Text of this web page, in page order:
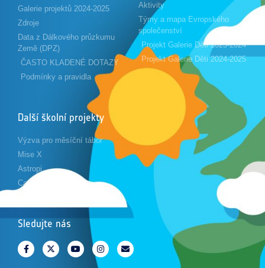
Galerie projektů 2024-2025
Zdroje
Data z Dálkového průzkumu
Země (DPZ)
ČASTO KLADENÉ DOTAZY
Podmínky a pravidla
Aktivity
Týmy a mapa Evropského
společenství
Projekt Galerie Děti 2023-2024
Projekt Galerie Děti 2024-2025
Další školní projekty
Výzva pro měsíční tábor
Mise X
Astropi
Cansat
Sledujte nás